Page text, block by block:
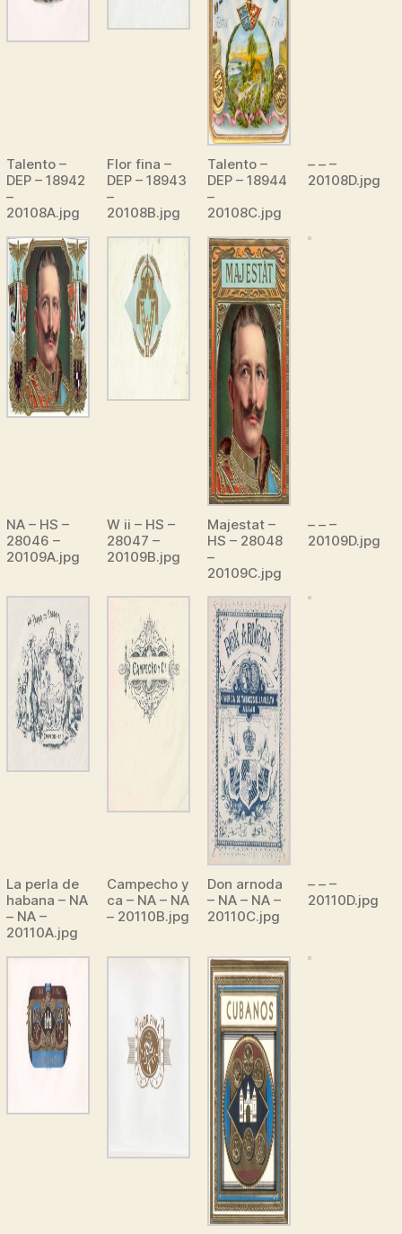
Talento –
DEP – 18942
–
20108A.jpg
Flor fina –
DEP – 18943
–
20108B.jpg
Talento –
DEP – 18944
–
20108C.jpg
– – –
20108D.jpg
NA – HS –
28046 –
20109A.jpg
W ii – HS –
28047 –
20109B.jpg
Majestat –
HS – 28048
–
20109C.jpg
– – –
20109D.jpg
La perla de
habana – NA
– NA –
20110A.jpg
Campecho y
ca – NA – NA
– 20110B.jpg
Don arnoda
– NA – NA –
20110C.jpg
– – –
20110D.jpg